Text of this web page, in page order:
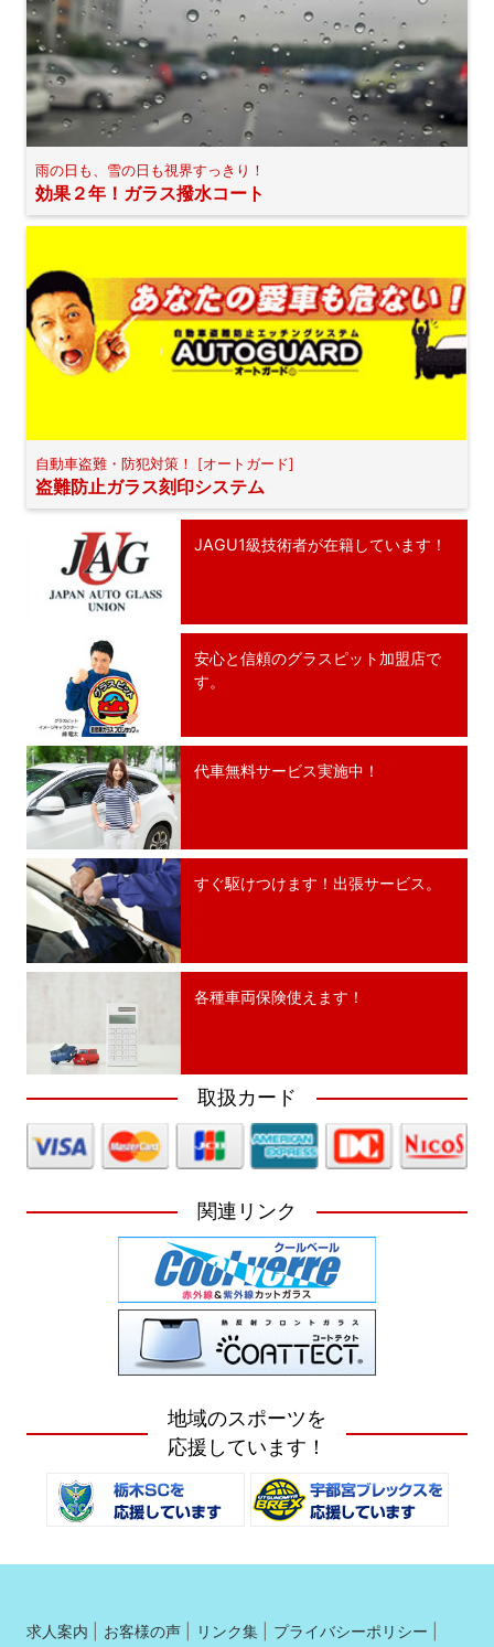
雨の日も、雪の日も視界すっきり！
効果２年！ガラス撥水コート
自動車盗難・防犯対策！ [オートガード]
盗難防止ガラス刻印システム
JAGU1級技術者が在籍しています！
安心と信頼のグラスピット加盟店で
す。
代車無料サービス実施中！
すぐ駆けつけます！出張サービス。
各種車両保険使えます！
取扱カード
関連リンク
地域のスポーツを
応援しています！
求人案内 お客様の声 リンク集
プライバシーポリシー